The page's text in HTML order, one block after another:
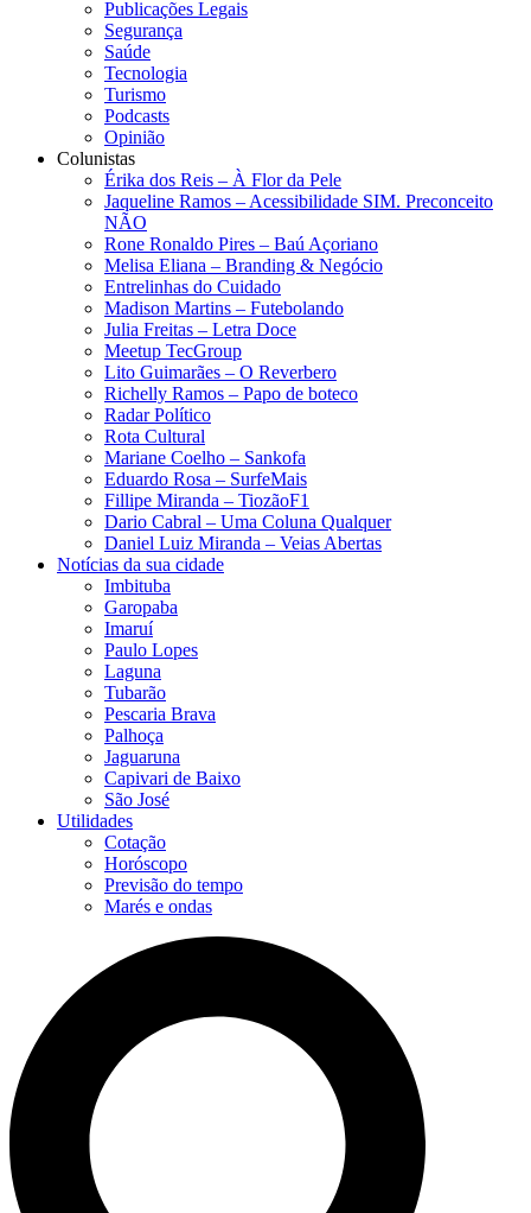
Publicações Legais
Segurança
Saúde
Tecnologia
Turismo
Podcasts
Opinião
Colunistas
Érika dos Reis​ – À Flor da Pele
Jaqueline Ramos – Acessibilidade SIM. Preconceito
NÃO
Rone Ronaldo Pires – Baú Açoriano
Melisa Eliana – Branding & Negócio
Entrelinhas do Cuidado
Madison Martins – Futebolando
Julia Freitas​ – Letra Doce
Meetup TecGroup
Lito Guimarães – O Reverbero
Richelly Ramos​ – Papo de boteco
Radar Político
Rota Cultural
Mariane Coelho – Sankofa
Eduardo Rosa​ – SurfeMais
Fillipe Miranda – TiozãoF1
Dario Cabral – Uma Coluna Qualquer
Daniel Luiz Miranda – Veias Abertas
Notícias da sua cidade
Imbituba
Garopaba
Imaruí
Paulo Lopes
Laguna
Tubarão
Pescaria Brava
Palhoça
Jaguaruna
Capivari de Baixo
São José
Utilidades
Cotação
Horóscopo
Previsão do tempo
Marés e ondas